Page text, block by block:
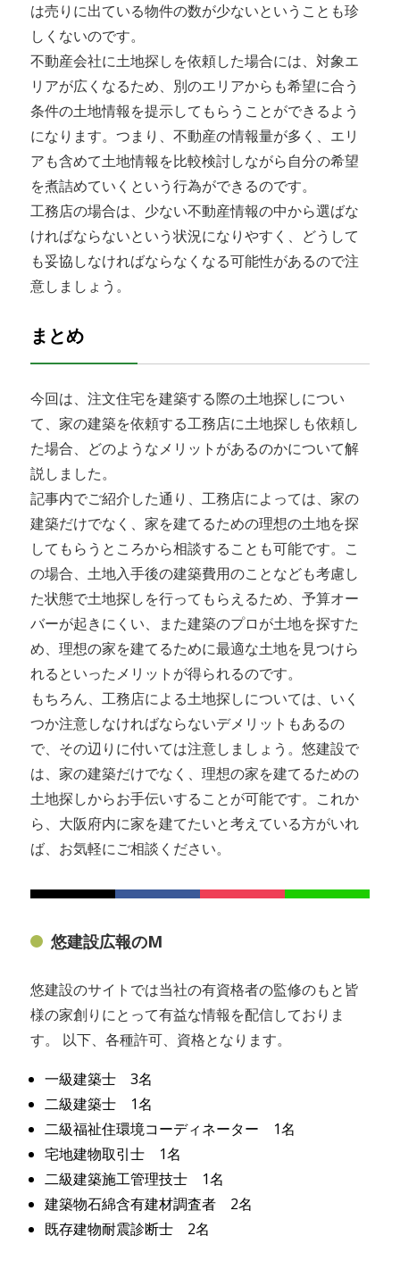
は売りに出ている物件の数が少ないということも珍
しくないのです。
不動産会社に土地探しを依頼した場合には、対象エ
リアが広くなるため、別のエリアからも希望に合う
条件の土地情報を提示してもらうことができるよう
になります。つまり、不動産の情報量が多く、エリ
アも含めて土地情報を比較検討しながら自分の希望
を煮詰めていくという行為ができるのです。
工務店の場合は、少ない不動産情報の中から選ばな
ければならないという状況になりやすく、どうして
も妥協しなければならなくなる可能性があるので注
意しましょう。
まとめ
今回は、注文住宅を建築する際の土地探しについ
て、家の建築を依頼する工務店に土地探しも依頼し
た場合、どのようなメリットがあるのかについて解
説しました。
記事内でご紹介した通り、工務店によっては、家の
建築だけでなく、家を建てるための理想の土地を探
してもらうところから相談することも可能です。こ
の場合、土地入手後の建築費用のことなども考慮し
た状態で土地探しを行ってもらえるため、予算オー
バーが起きにくい、また建築のプロが土地を探すた
め、理想の家を建てるために最適な土地を見つけら
れるといったメリットが得られるのです。
もちろん、工務店による土地探しについては、いく
つか注意しなければならないデメリットもあるの
で、その辺りに付いては注意しましょう。悠建設で
は、家の建築だけでなく、理想の家を建てるための
土地探しからお手伝いすることが可能です。これか
ら、大阪府内に家を建てたいと考えている方がいれ
ば、お気軽にご相談ください。
悠建設広報のM
悠建設のサイトでは当社の有資格者の監修のもと皆
様の家創りにとって有益な情報を配信しておりま
す。 以下、各種許可、資格となります。
一級建築士 3名
二級建築士 1名
二級福祉住環境コーディネーター 1名
宅地建物取引士 1名
二級建築施工管理技士 1名
建築物石綿含有建材調査者 2名
既存建物耐震診断士 2名